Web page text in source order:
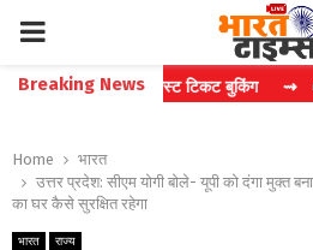
PRIMARY
MENU
Breaking News
कैप्चा करें फास्ट टिकट बुकिंग ⇝ Oppo
Home
भारत
उत्तर प्रदेश: सीएम योगी बोले- यूपी को दंगा मुक्त
का घर कैसे सुरक्षित रहेगा
भारत राज्य